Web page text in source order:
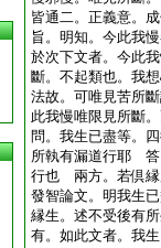
皆通二。正義意。
旨。明知。今此我
於次下文者。今此
斷。不起類也。我
法故。可唯見苦所
此我慢唯限見所斷
問。我生已盡等。
所執有漏道行耶 答
行也 兩方。若倶縁
發智論文。明我生
縁生。述不受後有
有。如此文者。我